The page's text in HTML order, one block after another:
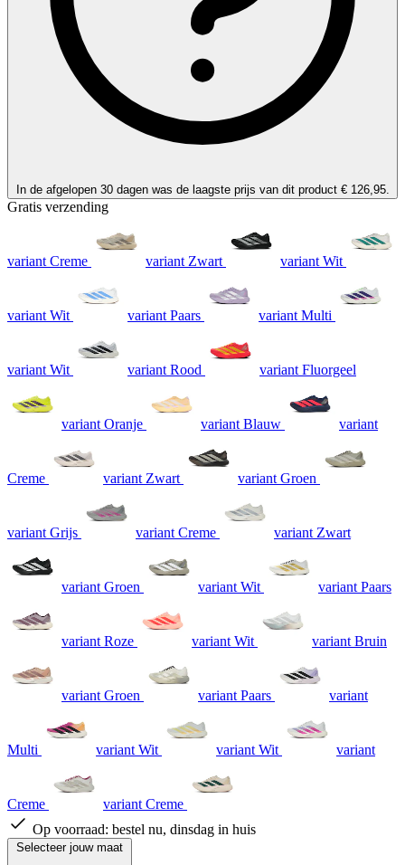
In de afgelopen 30 dagen was de laagste prijs van dit product € 126,95.
Gratis verzending
variant Creme variant Zwart variant Wit
variant Wit variant Paars variant Multi
variant Wit variant Rood variant Fluorgeel
variant Oranje variant Blauw variant
Creme variant Zwart variant Groen
variant Grijs variant Creme variant Zwart
variant Groen variant Wit variant Paars
variant Roze variant Wit variant Bruin
variant Groen variant Paars variant
Multi variant Wit variant Wit variant
Creme
variant Creme
Op voorraad: bestel nu, dinsdag in huis
Selecteer jouw maat